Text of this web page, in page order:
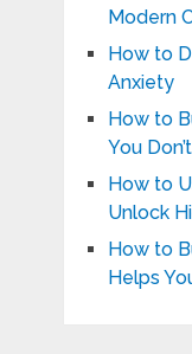
Modern
How to
Anxiety
How to
You
How to
Unlock
How to
Helps